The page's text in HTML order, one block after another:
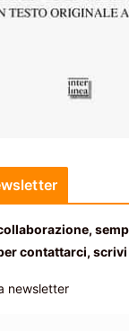
contattarci, scrivi
newsletter